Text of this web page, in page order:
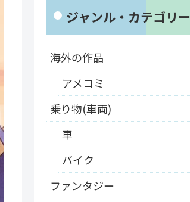
ジャンル・カテゴリー
海外の作品
アメコミ
乗り物(車両)
車
バイク
ファンタジー